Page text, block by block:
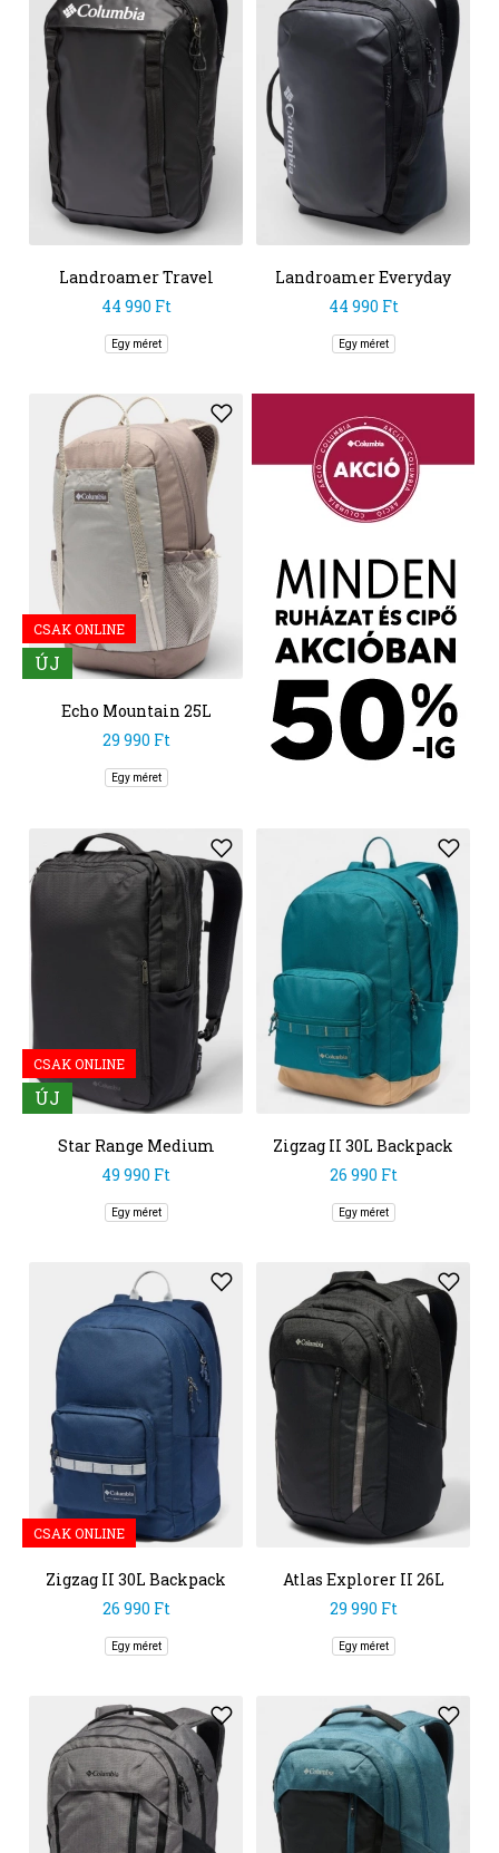
Landroamer Travel
Backpack
44 990 Ft
Egy méret
Landroamer Everyday
Backpack
44 990 Ft
Egy méret
CSAK ONLINE
ÚJ
Echo Mountain 25L
Backpack
29 990 Ft
Egy méret
CSAK ONLINE
ÚJ
Star Range Medium
Backpack
49 990 Ft
Egy méret
Zigzag II 30L Backpack
26 990 Ft
Egy méret
CSAK ONLINE
Zigzag II 30L Backpack
26 990 Ft
Egy méret
Atlas Explorer II 26L
Backpack
29 990 Ft
Egy méret